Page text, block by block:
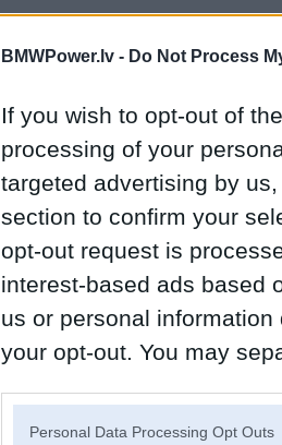
BMWPower.lv - Do Not Process
If you wish to opt-out of
processing of your
targeted advertising by
section to confirm your
opt-out request is
interest-based ads based
us or personal
your opt-out. You may
Personal Data Processing Opt Outs